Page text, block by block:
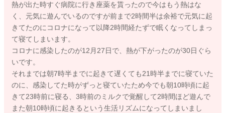
熱が出た時すぐ病院に行き座薬を貰ったので今はもう熱はな
く、元気に遊んでいるのですが前まで2時間半は余裕で元気に起
きてたのにコロナになって以降2時間経たずで眠くなってしまっ
て寝てしまいます。
コロナに感染したのが12月27日で、熱が下がったのが30日ぐら
いです。
それまでは朝7時半までに起きて遅くても21時半までに寝ていた
のに、感染してた時がずっと寝ていたため今でも朝10時頃に起
きて23時前に寝る、3時前のミルクで覚醒して2時間ほど遊んで
また朝10時頃に起きるという生活リズムになってしまいまし